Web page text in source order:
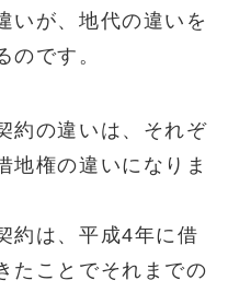
いが、地代の違いを
のです。
約の違いは、それぞ
地権の違いになりま
約は、平成4年に借
たことでそれまでの